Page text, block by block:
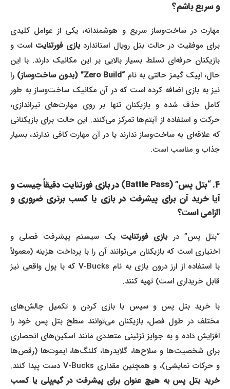
و سریع باشم؟
مهارت در ساخت‌وساز سریع و هوشمندانه، یکی از عوامل کلیدی
برای موفقیت در حالت بتل رویال استانداردبازی فورتنایتاست و
بازیکنان حرفه‌ای تسلط بسیار بالایی بر این مکانیک دارند. با این
حال، اپیک گیمز حالتی به نام“Zero Build” (بدون ساخت‌وساز)
را
نیز به بازی اضافه کرده است که در آن مکانیک ساخت‌وساز به طور
کامل حذف شده و بازیکنان تنها بر روی مهارت‌های تیراندازی،
حرکت و استفاده از آیتم‌ها تمرکز می‌کنند. این حالت برای بازیکنانی
که علاقه‌ای به ساخت‌وساز ندارند یا در آن مهارت کافی ندارند، بسیار
جذاب و مناسب است.
۴. “بتل پس” (Battle Pass) در بازی فورتنایت دقیقاً چیست و
آیا خرید آن برای پیشرفت در بازی یا کسب برتری ضروری و
الزامی است؟
“بتل پس” دربازی فورتنایتیک سیستم پیشرفت فصلی و
اختیاری است که بازیکنان می‌توانند آن را با پرداخت هزینه (معمولاً
با استفاده از ارز درون بازی به نام V-Bucks که با پول واقعی نیز
قابل خریداری است) تهیه کنند.
با خرید بتل پس و سپس با بازی کردن و تکمیل چالش‌های
مختلف در طول فصل، بازیکنان می‌توانند سطح بتل پس خود را
افزایش داده و به جوایز تزئینی متعددی مانند اسکین‌های انحصاری
برای شخصیت‌ها و سلاح‌ها، گلایدرها، کلنگ‌ها، ایموت‌ها (رقص‌ها
و حرکات نمایشی)، و همچنین مقداری V-Bucks دست پیدا کنند.
خرید بتل پس به هیچ عنوان برای پیشرفت در گیم‌پلی یا کسب